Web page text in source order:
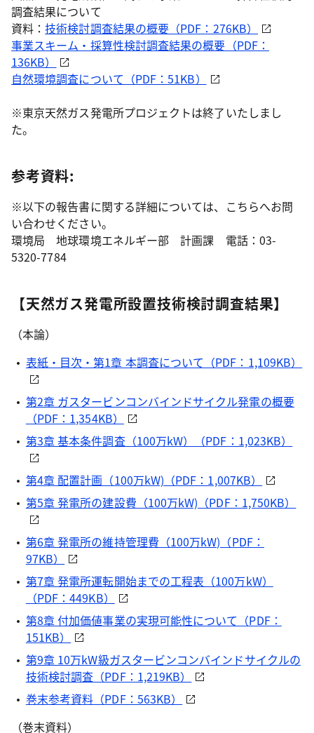
調査結果について
資料：技術検討調査結果の概要（PDF：276KB）
事業スキーム・採算性検討調査結果の概要（PDF：
136KB）
自然環境調査について（PDF：51KB）
※東京天然ガス発電所プロジェクトは終了いたしまし
た。
参考資料:
※以下の報告書に関する詳細については、こちらへお問
い合わせください。
環境局 地球環境エネルギー部 計画課 電話：03-
5320-7784
【天然ガス発電所設置技術検討調査結果】
（本論）
表紙・目次・第1章 本調査について（PDF：1,109KB）
第2章 ガスタービンコンバインドサイクル発電の概要
（PDF：1,354KB）
第3章 基本条件調査（100万kW）（PDF：1,023KB）
第4章 配置計画（100万kW)（PDF：1,007KB）
第5章 発電所の建設費（100万kW)（PDF：1,750KB）
第6章 発電所の維持管理費（100万kW)（PDF：
97KB）
第7章 発電所運転開始までの工程表（100万kW）
（PDF：449KB）
第8章 付加価値事業の実現可能性について（PDF：
151KB）
第9章 10万kW級ガスタービンコンバインドサイクルの
技術検討調査（PDF：1,219KB）
巻末参考資料（PDF：563KB）
（巻末資料）